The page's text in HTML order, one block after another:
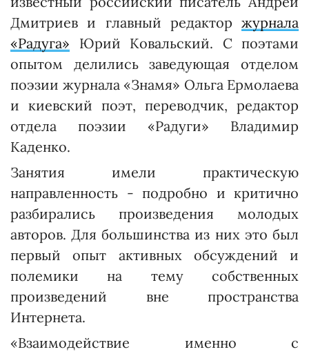
Дмитриев и главный редактор журнала
«Радуга» Юрий Ковальский. С поэтами
опытом делились заведующая отделом
поэзии журнала «Знамя» Ольга Ермолаева
и киевский поэт, переводчик, редактор
отдела поэзии «Радуги» Владимир
Каденко.
Занятия имели практическую
направленность - подробно и критично
разбирались произведения молодых
авторов. Для большинства из них это был
первый опыт активных обсуждений и
полемики на тему собственных
произведений вне пространства
Интернета.
«Взаимодействие именно с